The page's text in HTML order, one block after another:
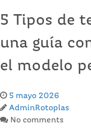
5 Tipos de
una guía
el modelo
5 mayo 2026
AdminRotoplas
No comments